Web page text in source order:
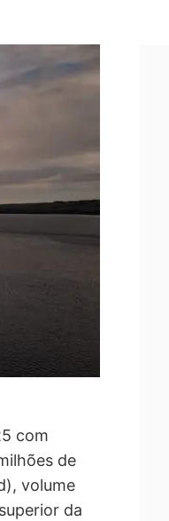
com
de
volume
da